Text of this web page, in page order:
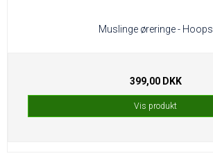
Muslinge øreringe - Hoops
399,00 DKK
Vis produkt